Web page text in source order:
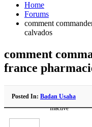
Home
Forums
comment
calvados
comment
france
Posted In: Badan Usaha
Inactive